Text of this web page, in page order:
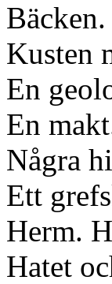
Kusten
En
En
Några
Ett
Herm.
Hatet